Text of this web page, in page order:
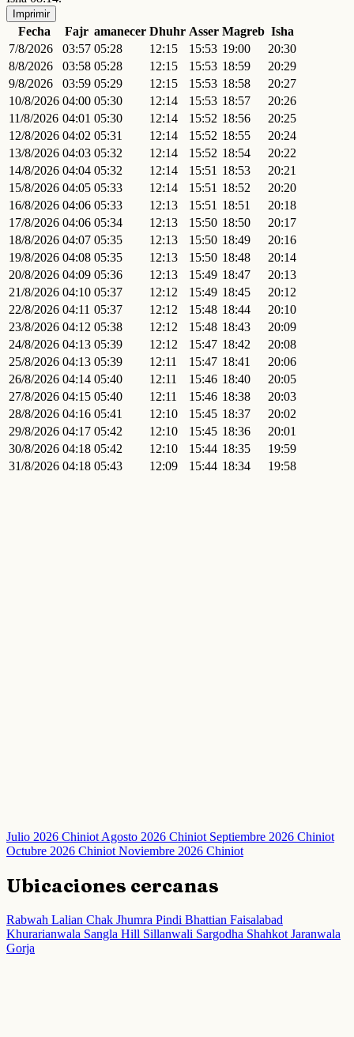
Imprimir
Fecha Fajr amanecer Dhuhr Asser Magreb Isha
7/8/2026
03:57 05:28 12:15 15:53 19:00
20:30
8/8/2026
03:58 05:28 12:15 15:53 18:59
20:29
9/8/2026
03:59 05:29 12:15 15:53 18:58
20:27
10/8/2026 04:00 05:30 12:14 15:53 18:57
20:26
11/8/2026 04:01 05:30 12:14 15:52 18:56
20:25
12/8/2026 04:02 05:31 12:14 15:52 18:55
20:24
13/8/2026 04:03 05:32 12:14 15:52 18:54
20:22
14/8/2026 04:04 05:32 12:14 15:51 18:53
20:21
15/8/2026 04:05 05:33 12:14 15:51 18:52
20:20
16/8/2026 04:06 05:33 12:13 15:51 18:51
20:18
17/8/2026 04:06 05:34 12:13 15:50 18:50
20:17
18/8/2026 04:07 05:35 12:13 15:50 18:49
20:16
19/8/2026 04:08 05:35 12:13 15:50 18:48
20:14
20/8/2026 04:09 05:36 12:13 15:49 18:47
20:13
21/8/2026 04:10 05:37 12:12 15:49 18:45
20:12
22/8/2026 04:11 05:37 12:12 15:48 18:44
20:10
23/8/2026 04:12 05:38 12:12 15:48 18:43
20:09
24/8/2026 04:13 05:39 12:12 15:47 18:42
20:08
25/8/2026 04:13 05:39 12:11 15:47 18:41
20:06
26/8/2026 04:14 05:40 12:11 15:46 18:40
20:05
27/8/2026 04:15 05:40 12:11 15:46 18:38
20:03
28/8/2026 04:16 05:41 12:10 15:45 18:37
20:02
29/8/2026 04:17 05:42 12:10 15:45 18:36
20:01
30/8/2026 04:18 05:42 12:10 15:44 18:35
19:59
31/8/2026 04:18 05:43 12:09 15:44 18:34 19:58
Julio 2026 ChiniotAgosto 2026 Chiniot Septiembre 2026 Chiniot
Octubre 2026 ChiniotNoviembre 2026 Chiniot
Ubicaciones cercanas
Rabwah Lalian Chak Jhumra Pindi Bhattian Faisalabad
Khurarianwala Sangla Hill Sillanwali Sargodha Shahkot Jaranwala
Gorja